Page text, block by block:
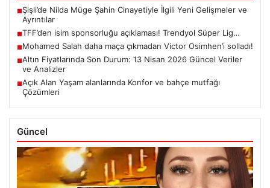
■Şişli’de Nilda Müge Şahin Cinayetiyle İlgili Yeni Gelişmeler ve
Ayrıntılar
■TFF’den isim sponsorluğu açıklaması! Trendyol Süper Lig…
■Mohamed Salah daha maça çıkmadan Victor Osimhen’i solladı!
■Altın Fiyatlarında Son Durum: 13 Nisan 2026 Güncel Veriler
ve Analizler
■Açık Alan Yaşam alanlarında Konfor ve bahçe mutfağı
Çözümleri
Güncel